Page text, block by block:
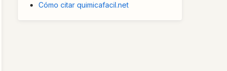
Cómo citar quimicafacil.net